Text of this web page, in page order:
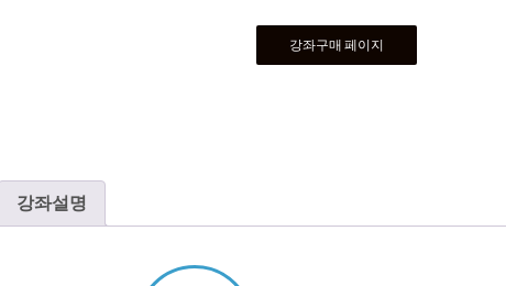
강좌구매 페이지
강좌설명